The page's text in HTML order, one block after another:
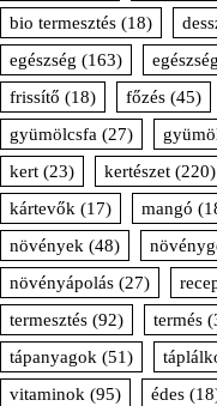
bio termesztés (18)
egészség (163)
frissítő (18) főzés (45)
gyümölcsfa (27)
kert (23) kertészet (220)
kártevők (17) mangó
növények (48)
növényápolás (27)
termesztés (92) termés
tápanyagok (51)
vitaminok (95) édes